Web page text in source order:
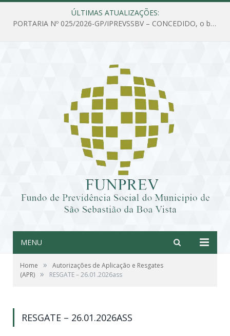
ÚLTIMAS ATUALIZAÇÕES:
PORTARIA Nº 025/2026-GP/IPREVSSBV – CONCEDIDO, o benefício de PENSÃO a MARIA ESTELA DOS SANTOS SOUZA
MENU
Home »
Autorizações de Aplicação e Resgates
(APR) » RESGATE – 26.01.2026ass
RESGATE – 26.01.2026ASS